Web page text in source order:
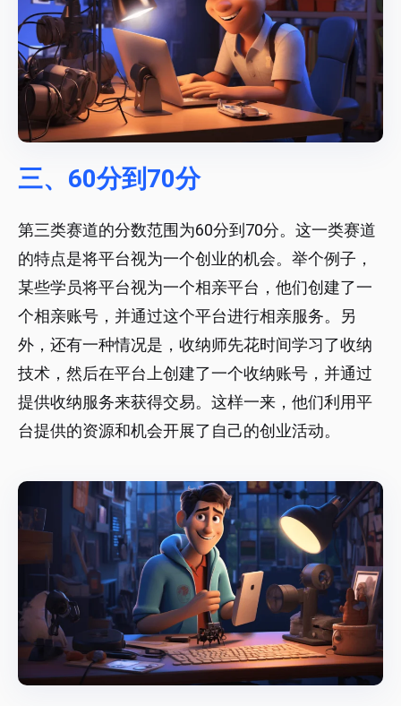
三、60分到70分
第三类赛道的分数范围为60分到70分。这一类赛道
的特点是将平台视为一个创业的机会。举个例子，
某些学员将平台视为一个相亲平台，他们创建了一
个相亲账号，并通过这个平台进行相亲服务。另
外，还有一种情况是，收纳师先花时间学习了收纳
技术，然后在平台上创建了一个收纳账号，并通过
提供收纳服务来获得交易。这样一来，他们利用平
台提供的资源和机会开展了自己的创业活动。